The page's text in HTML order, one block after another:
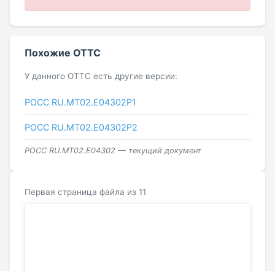
Похожие ОТТС
У данного ОТТС есть другие версии:
РОСС RU.МТ02.E04302Р1
РОСС RU.МТ02.E04302Р2
РОСС RU.МТ02.E04302 — текущий документ
Первая страница файла из 11